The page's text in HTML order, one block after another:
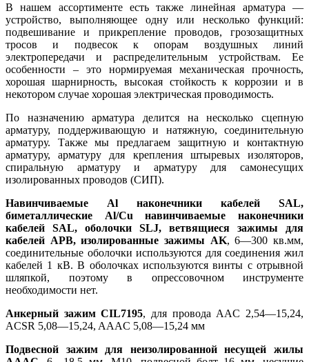
В нашем ассортименте есть также линейная арматура —
устройство, выполняющее одну или несколько функций:
подвешивание и прикрепление проводов, грозозащитных
тросов и подвесок к опорам воздушных линий
электропередачи и распределительным устройствам. Ее
особенности – это нормируемая механическая прочность,
хорошая шарнирность, высокая стойкость к коррозии и в
некотором случае хорошая электрическая проводимость.
По назначению арматура делится на несколько сцепную
арматуру, поддерживающую и натяжную, соединительную
арматуру. Также мы предлагаем защитную и контактную
арматуру, арматуру для крепления штыревых изоляторов,
спиральную арматуру и арматуру для самонесущих
изолированных проводов (СИП).
Навинчиваемые Al наконечники кабелей SAL,
биметаллические Al/Cu навинчиваемые наконечники
кабелей SAL, оболочки SLJ, ветвящиеся зажимы для
кабелей APB, изолированные зажимы AK, 6—300 кв.мм,
соединительные оболочки используются для соединения жил
кабелей 1 кВ. В оболочках используются винты с отрывной
шляпкой, поэтому в опрессовочном инструменте
необходимости нет.
Анкерный зажим CIL7195, для провода AAC 2,54—15,24,
ACSR 5,08—15,24, AAAC 5,08—15,24 мм
Подвесной зажим для неизолированной несущей жилы